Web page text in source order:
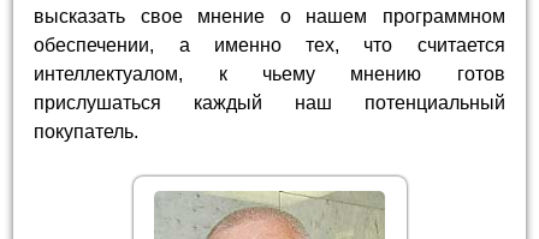
высказать свое мнение о нашем программном
обеспечении, а именно тех, что считается
интеллектуалом, к чьему мнению готов
прислушаться каждый наш потенциальный
покупатель.